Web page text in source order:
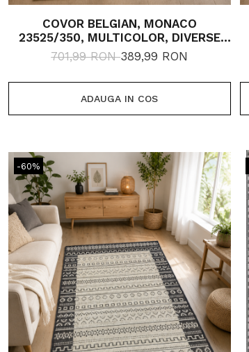
COVOR BELGIAN, MONACO
23525/350, MULTICOLOR, DIVERSE
DIMENSIUNI
701,99 RON389,99 RON
ADAUGA IN COS
-60%